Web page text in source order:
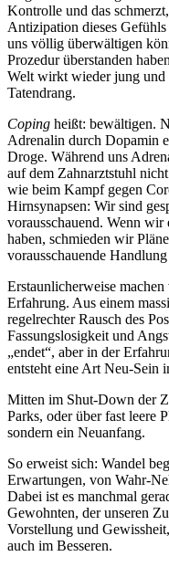
Kontrolle und das
Antizipation dieses
uns völlig überwältigen
Prozedur überstanden
Welt wirkt wieder jung
Tatendrang.
Coping heißt: bewältigen.
Adrenalin durch Dopamin
Droge. Während uns
auf dem Zahnarztstuhl
wie beim Kampf gegen
Hirnsynapsen: Wir sind
vorausschauend. Wenn wir
haben, schmieden wir
vorausschauende
Erstaunlicherweise
Erfahrung. Aus einem
regelrechter Rausch des
Fassungslosigkeit und
„endet“, aber in der
entsteht eine Art Neu-Sein
Mitten im Shut-Down der
Parks, oder über fast leere
sondern ein Neuanfang.
So erweist sich: Wandel
Erwartungen, von Wahr-
Dabei ist es manchmal
Gewohnten, der unseren
Vorstellung und
auch im Besseren.